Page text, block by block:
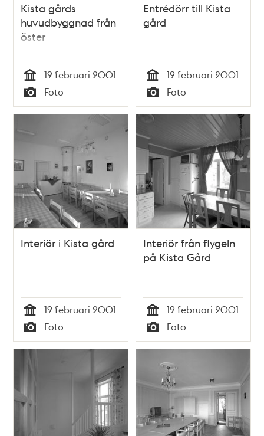
Kista gårds
huvudbyggnad från
öster
Tid
19 februari 2001
Typ
Foto
Entrédörr till Kista
gård
Tid
19 februari 2001
Typ
Foto
Interiör i Kista gård
Tid
19 februari 2001
Typ
Foto
Interiör från flygeln
på Kista Gård
Tid
19 februari 2001
Typ
Foto